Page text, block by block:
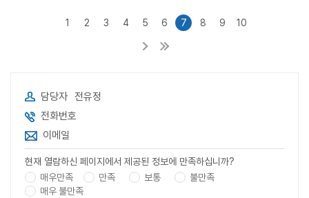
1 2 3 4 5 6 7 8 9 10
담당자 전유정
전화번호
이메일
현재 열람하신 페이지에서 제공된 정보에 만족하십니까?
매우만족
만족 보통
불만족
매우 불만족